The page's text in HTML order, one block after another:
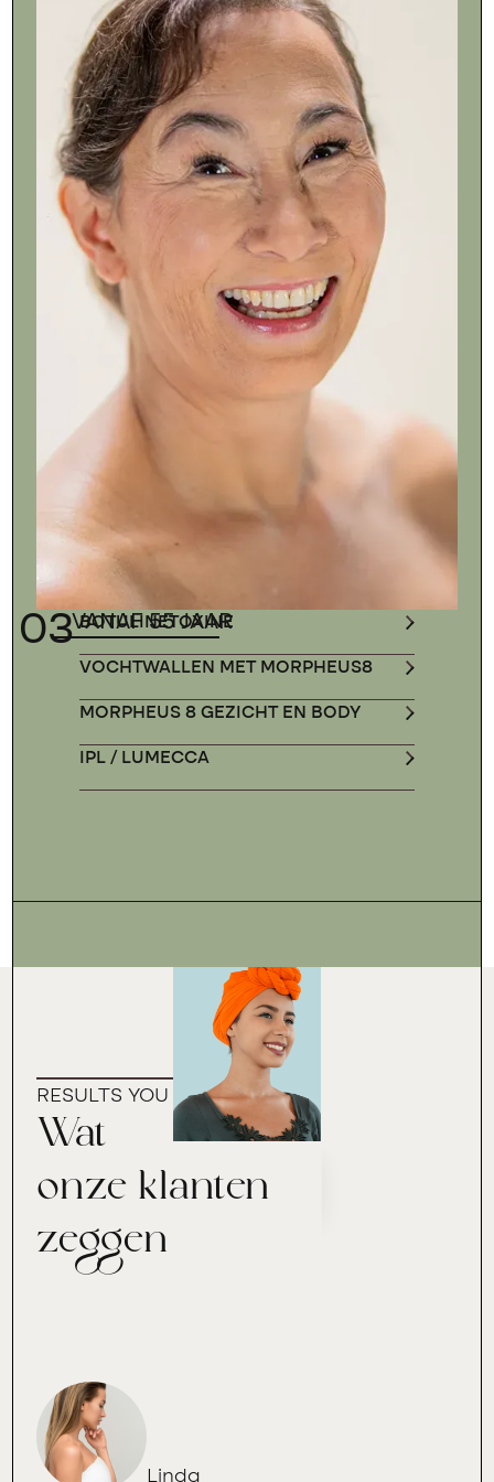
03VANAF 55 JAAR
BOTULINETOXINE
VOCHTWALLEN MET MORPHEUS8
MORPHEUS 8 GEZICHT EN BODY
IPL / LUMECCA
RESULTS YOU CAN TRUST
Wat
onze klanten
zeggen
Linda